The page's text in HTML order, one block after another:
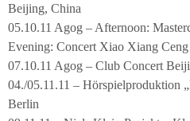
Beijing, China
05.10.11 Agog – Afternoon:
Evening: Concert Xiao Xiang
07.10.11 Agog – Club Concert
04./05.11.11 – Hörspielproduktion
Berlin